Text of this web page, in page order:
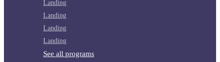
Landing
Landing
Landing
Landing
See all programs